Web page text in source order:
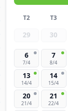
T2 T3
29 30
6
7/4
7
8/4
13
14/4
14
15/4
20
21/4
21
22/4